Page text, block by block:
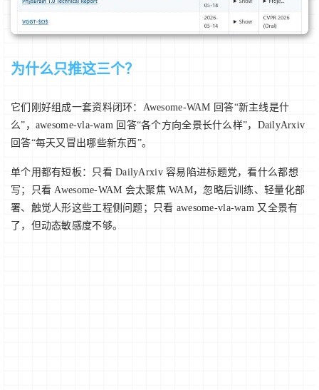
为什么只推这三个？
它们刚好组成一套资料闭环：Awesome-WAM 回答“新主线是什
么”，awesome-vla-wam 回答“各个方向全景长什么样”，DailyArxiv
回答“每天又冒出哪些新东西”。
单个用都有短板：只看 DailyArxiv 容易陷进标题党，看什么都想
写；只看 Awesome-WAM 会太聚焦 WAM，忽略后训练、轻量化部
署、触觉人形这些工程侧问题；只看 awesome-vla-wam 又全景有
了，但动态敏感度不够。